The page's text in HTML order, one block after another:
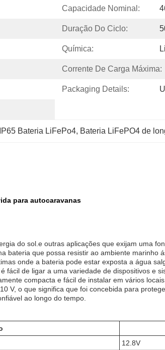
Capacidade Nominal:
Duração Do Ciclo:
Química:
Corrente De Carga Máxima:
Packaging Details:
Bateria LiFePo4, Bateria LiFePO4 de
para autocaravanas
do sol.e outras aplicações que exijam uma
bateria que possa resistir ao ambiente marinho
onde a bateria pode estar exposta a água
de ligar a uma variedade de dispositivos e
compacta e fácil de instalar em vários locais.
V, o que significa que foi concebida para
ao longo do tempo.
12.8V